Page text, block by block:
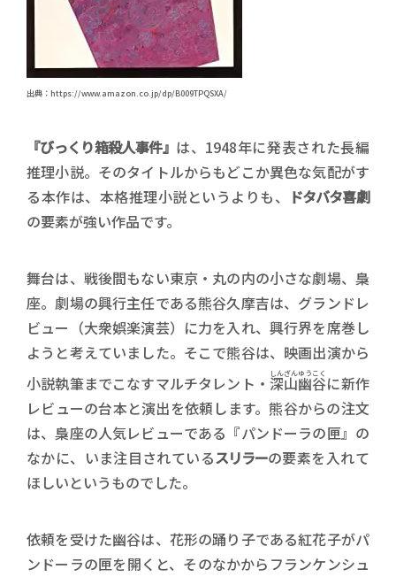
出典：https://www.amazon.co.jp/dp/B009TPQSXA/
『びっくり箱殺人事件』 は、1948年に発表された長編
推理小説。そのタイトルからもどこか異色な気配がす
る本作は、本格推理小説というよりも、 ドタバタ喜劇
の要素が強い作品です。
舞台は、戦後間もない東京・丸の内の小さな劇場、梟
座。劇場の興行主任である熊谷久摩吉は、グランドレ
ビュー（大衆娯楽演芸）に力を入れ、興行界を席巻し
ようと考えていました。そこで熊谷は、映画出演から
小説執筆までこなすマルチタレント・ 深山幽谷
しんざんゆうこく に新作
レビューの台本と演出を依頼します。熊谷からの注文
は、梟座の人気レビューである『パンドーラの匣』の
なかに、いま注目されているスリラーの要素を入れて
ほしいというものでした。
依頼を受けた幽谷は、花形の踊り子である紅花子がパ
ンドーラの匣を開くと、そのなかからフランケンシュ